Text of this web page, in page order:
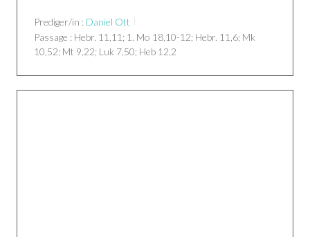
Prediger/in : Daniel Ott
Passage : Hebr. 11,11; 1. Mo 18,10-12; Hebr. 11,6; Mk
10,52; Mt 9,22; Luk 7,50; Heb 12,2